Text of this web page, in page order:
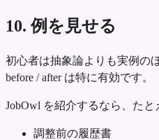
10. 例を見せる
初心者は抽象論よりも実例の
before / after は特に有効です。
JobOwl を紹介するなら、たと
調整前の履歴書